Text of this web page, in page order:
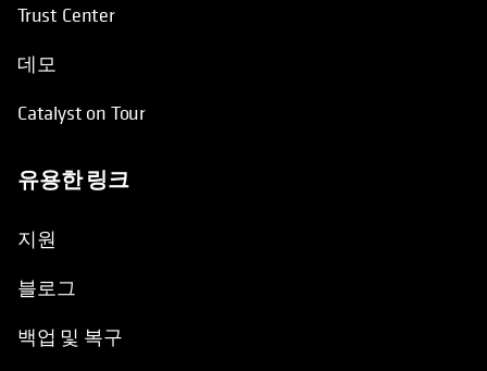
Trust Center
데모
Catalyst on Tour
유용한 링크
지원
블로그
백업 및 복구
opens in a new tab